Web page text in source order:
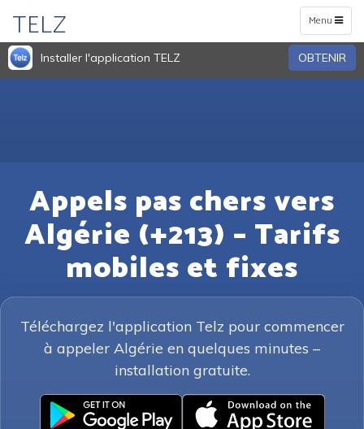
Toggle
navigation
Menu
TELZ
Installer l'application TELZ OBTENIR
Appels pas chers vers
Algérie (+213) – Tarifs
mobiles et fixes
Téléchargez l'application Telz pour commencer
à appeler Algérie en quelques minutes –
installation gratuite.